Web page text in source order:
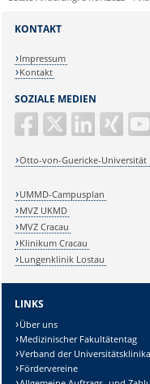
SOZIALE MEDIEN
Otto-von-Guericke-Universität
KONTAKT
Impressum
Kontakt
UMMD-Campusplan
MVZ UKMD
MVZ Cracau
Klinikum Cracau
Lungenklinik Lostau
LINKS
Über uns
Medizinischer Fakultätentag
Verband der
Fördervereine